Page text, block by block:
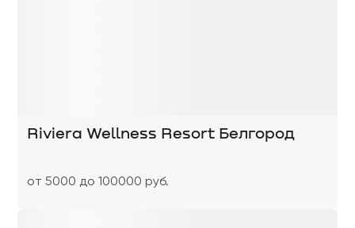
Riviera Wellness Resort Белгород
от 5000 до 100000 руб.